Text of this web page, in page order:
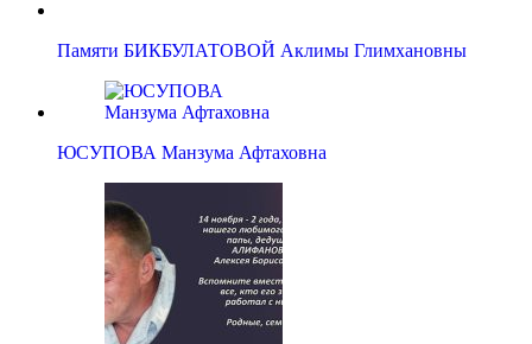
Памяти БИКБУЛАТОВОЙ Аклимы Глимхановны
ЮСУПОВА Манзума Афтаховна